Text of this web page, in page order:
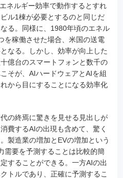
ネルギー効率で動作するとすれ
ル1棟が必要とするのと同じだ
る。同様に、1980年頃のエネル
を稼働させた場合、米国の送電
なる。しかし、効率が向上した
億台のスマートフォンと数千の
そが、AIハードウェアとAIを組
から目にすることになる効率化
の終焉に驚きを見せる見出しが
費するAIの出現も含めて、驚く
製造業の増加とEVの増加という
需要を予測することは比較的簡
することができる。一方AIの出
トルであり、正確に予測するこ